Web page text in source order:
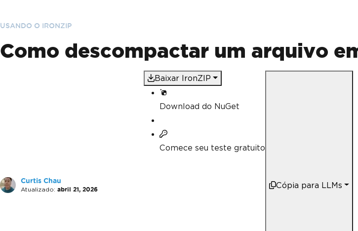
USANDO O IRONZIP
Como descompactar um arquivo
Curtis Chau
Atualizado: abril 21, 2026
Baixar IronZIP
Download do NuGet
Comece seu teste gratuito
Cópia para LLMs